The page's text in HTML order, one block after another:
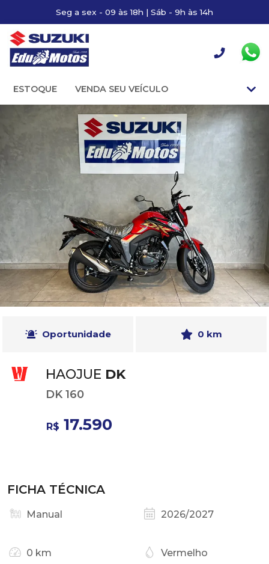
Seg a sex - 09 às 18h | Sáb - 9h às 14h
ESTOQUE VENDA SEU VEÍCULO
Oportunidade 0 km
HAOJUE DK
DK 160
R$ 17.590
FICHA TÉCNICA
Manual 2026/2027
0 km Vermelho